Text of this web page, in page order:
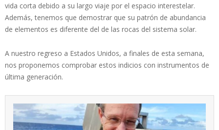
vida corta debido a su largo viaje por el espacio interestelar.
Además, tenemos que demostrar que su patrón de abundancia
de elementos es diferente del de las rocas del sistema solar.
A nuestro regreso a Estados Unidos, a finales de esta semana,
nos proponemos comprobar estos indicios con instrumentos de
última generación.